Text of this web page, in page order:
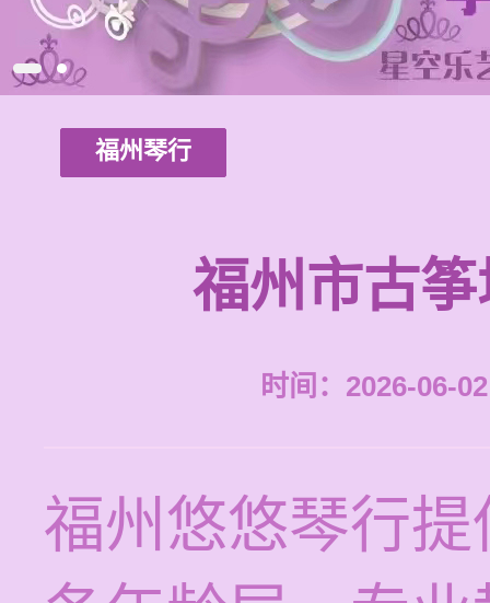
福州琴行
福州市古
时间：2026-06-
福州悠悠琴行